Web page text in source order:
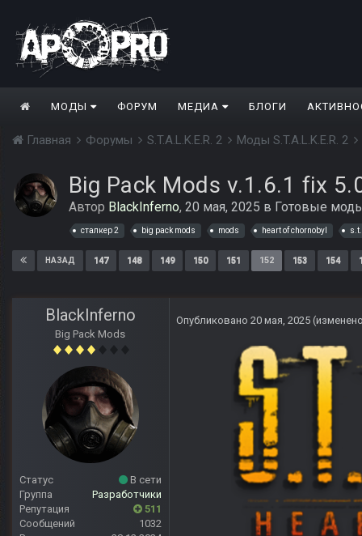
МОДЫ ФОРУМ МЕДИА БЛОГИ
Главная Форумы S.T.A.L.K.E.R. 2 Моды S.T.A.L.K.E.R. 2
Big Pack Mods v.1.6.1 fix
Автор BlackInferno, 20 мая, 2025 в Готовые моды
сталкер 2 big pack mods mods heart of chornobyl
НАЗАД 147 148 149 150 151 152 153 154
BlackInferno
Big Pack Mods
Статус
В сети
Группа
Разработчики
Репутация
511
Сообщений
1032
Опубликовано 20 мая, 2025